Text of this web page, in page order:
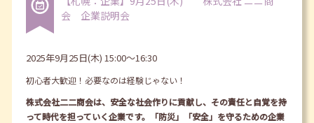
会 企業説明会
2025年9月25日(木) 15:00～16:30
初心者大歓迎！必要なのは経験じゃない！
株式会社二二商会は、安全な社会作りに貢献し、その責任と自覚を持
って時代を担っていく企業です。
「防災」「安全」を守るための企業